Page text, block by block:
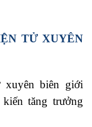
TỬ XUYÊN
xuyên biên giới
tăng trưởng